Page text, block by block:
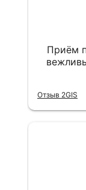
Приём
Отзыв 2GIS